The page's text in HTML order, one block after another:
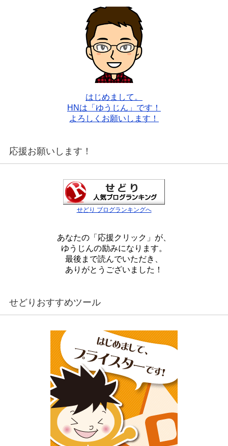
はじめまして。
HNは「ゆうじん」です！
よろしくお願いします！
応援お願いします！
せどり ブログランキングへ
あなたの「応援クリック」が、
ゆうじんの励みになります。
最後まで読んでいただき、
ありがとうございました！
せどりおすすめツール